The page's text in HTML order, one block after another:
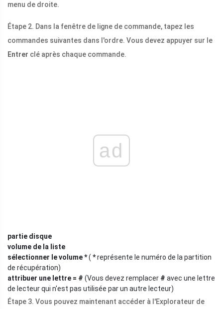
menu de droite.
Étape 2. Dans la fenêtre de ligne de commande, tapez les
commandes suivantes dans l'ordre. Vous devez appuyer sur le
Entrer clé après chaque commande.
ad
partie disque
volume de la liste
sélectionner le volume *( *représente le numéro de la partition
de récupération)
attribuer une lettre = # (Vous devez remplacer # avec une lettre
de lecteur qui n'est pas utilisée par un autre lecteur)
Étape 3. Vous pouvez maintenant accéder à l'Explorateur de